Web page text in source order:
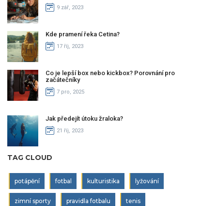
9 zář, 2023
Kde pramení řeka Cetina?
17 říj, 2023
Co je lepší box nebo kickbox? Porovnání pro
začátečníky
7 pro, 2025
Jak předejít útoku žraloka?
21 říj, 2023
TAG CLOUD
potápění fotbal kulturistika lyžování
zimní sporty pravidla fotbalu tenis